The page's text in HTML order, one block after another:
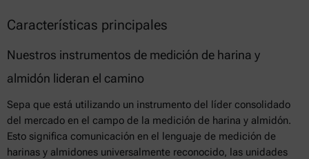
Características principales
Nuestros instrumentos de medición de harina y
almidón lideran el camino
Sepa que está utilizando un instrumento del líder consolidado
del mercado en el campo de la medición de harina y almidón.
Esto significa comunicación en el lenguaje de medición de
harinas y almidones universalmente reconocido, las unidades